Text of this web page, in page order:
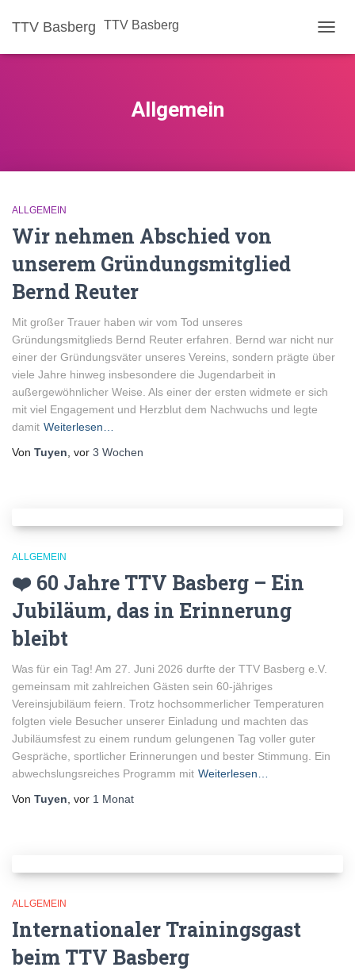
TTV Basberg TTV Basberg
Allgemein
ALLGEMEIN
Wir nehmen Abschied von
unserem Gründungsmitglied
Bernd Reuter
Mit großer Trauer haben wir vom Tod unseres
Gründungsmitglieds Bernd Reuter erfahren. Bernd war nicht nur
einer der Gründungsväter unseres Vereins, sondern prägte über
viele Jahre hinweg insbesondere die Jugendarbeit in
außergewöhnlicher Weise. Als einer der ersten widmete er sich
mit viel Engagement und Herzblut dem Nachwuchs und legte
damit Weiterlesen…
Von Tuyen , vor 3 Wochen
ALLGEMEIN
❤️ 60 Jahre TTV Basberg – Ein
Jubiläum, das in Erinnerung
bleibt
Was für ein Tag! Am 27. Juni 2026 durfte der TTV Basberg e.V.
gemeinsam mit zahlreichen Gästen sein 60-jähriges
Vereinsjubiläum feiern. Trotz hochsommerlicher Temperaturen
folgten viele Besucher unserer Einladung und machten das
Jubiläumsfest zu einem rundum gelungenen Tag voller guter
Gespräche, sportlicher Erinnerungen und bester Stimmung. Ein
abwechslungsreiches Programm mit Weiterlesen…
Von Tuyen , vor 1 Monat
ALLGEMEIN
Internationaler Trainingsgast
beim TTV Basberg